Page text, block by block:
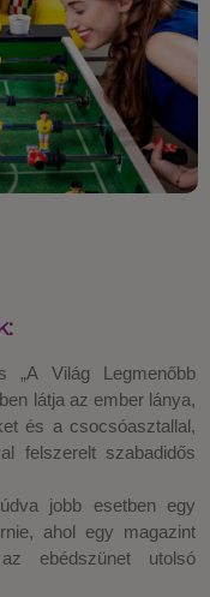
„A Világ Legmenőbb
látja az ember lánya,
és a csocsóasztallal,
felszerelt szabadidős
jobb esetben egy
ahol egy magazint
ebédszünet utolsó